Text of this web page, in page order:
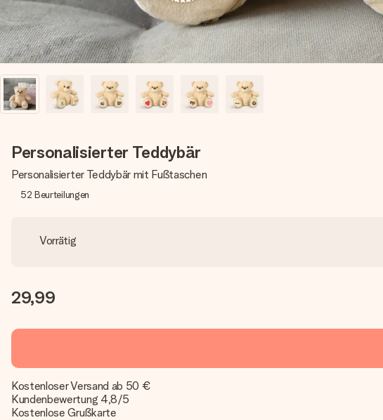
Personalisierter Teddybär
Personalisierter Teddybär mit Fußtaschen
52 Beurteilungen
Vorrätig
29,99
Kostenloser Versand ab 50 €
Kundenbewertung 4,8/5
Kostenlose Grußkarte